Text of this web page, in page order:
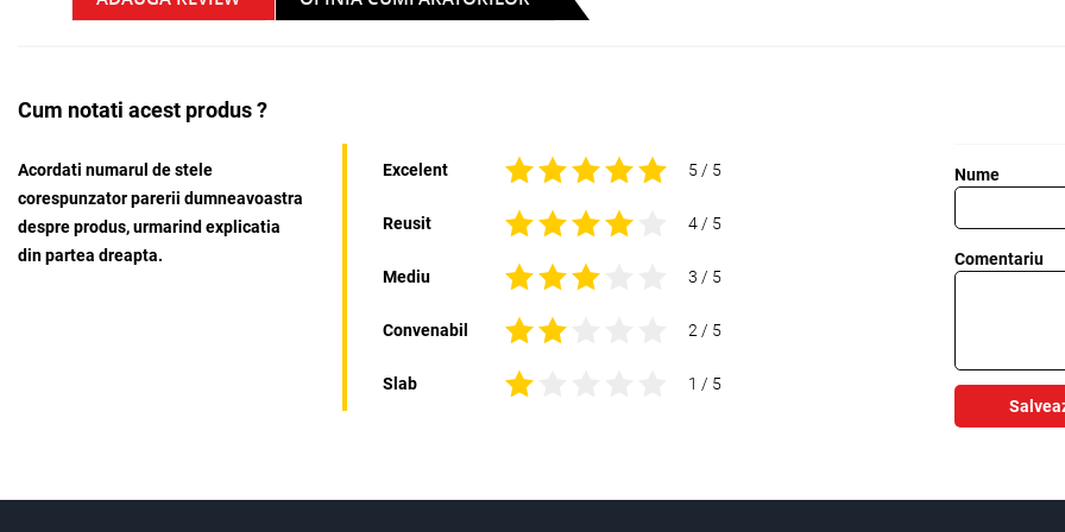
Cum notati acest produs ?
Acordati numarul de stele
corespunzator parerii dumneavoastra
despre produs, urmarind explicatia
din partea dreapta.
Excelent 5 / 5
Reusit 4 / 5
Mediu 3 / 5
Convenabil 2 / 5
Slab 1 / 5
Nume
Comentariu